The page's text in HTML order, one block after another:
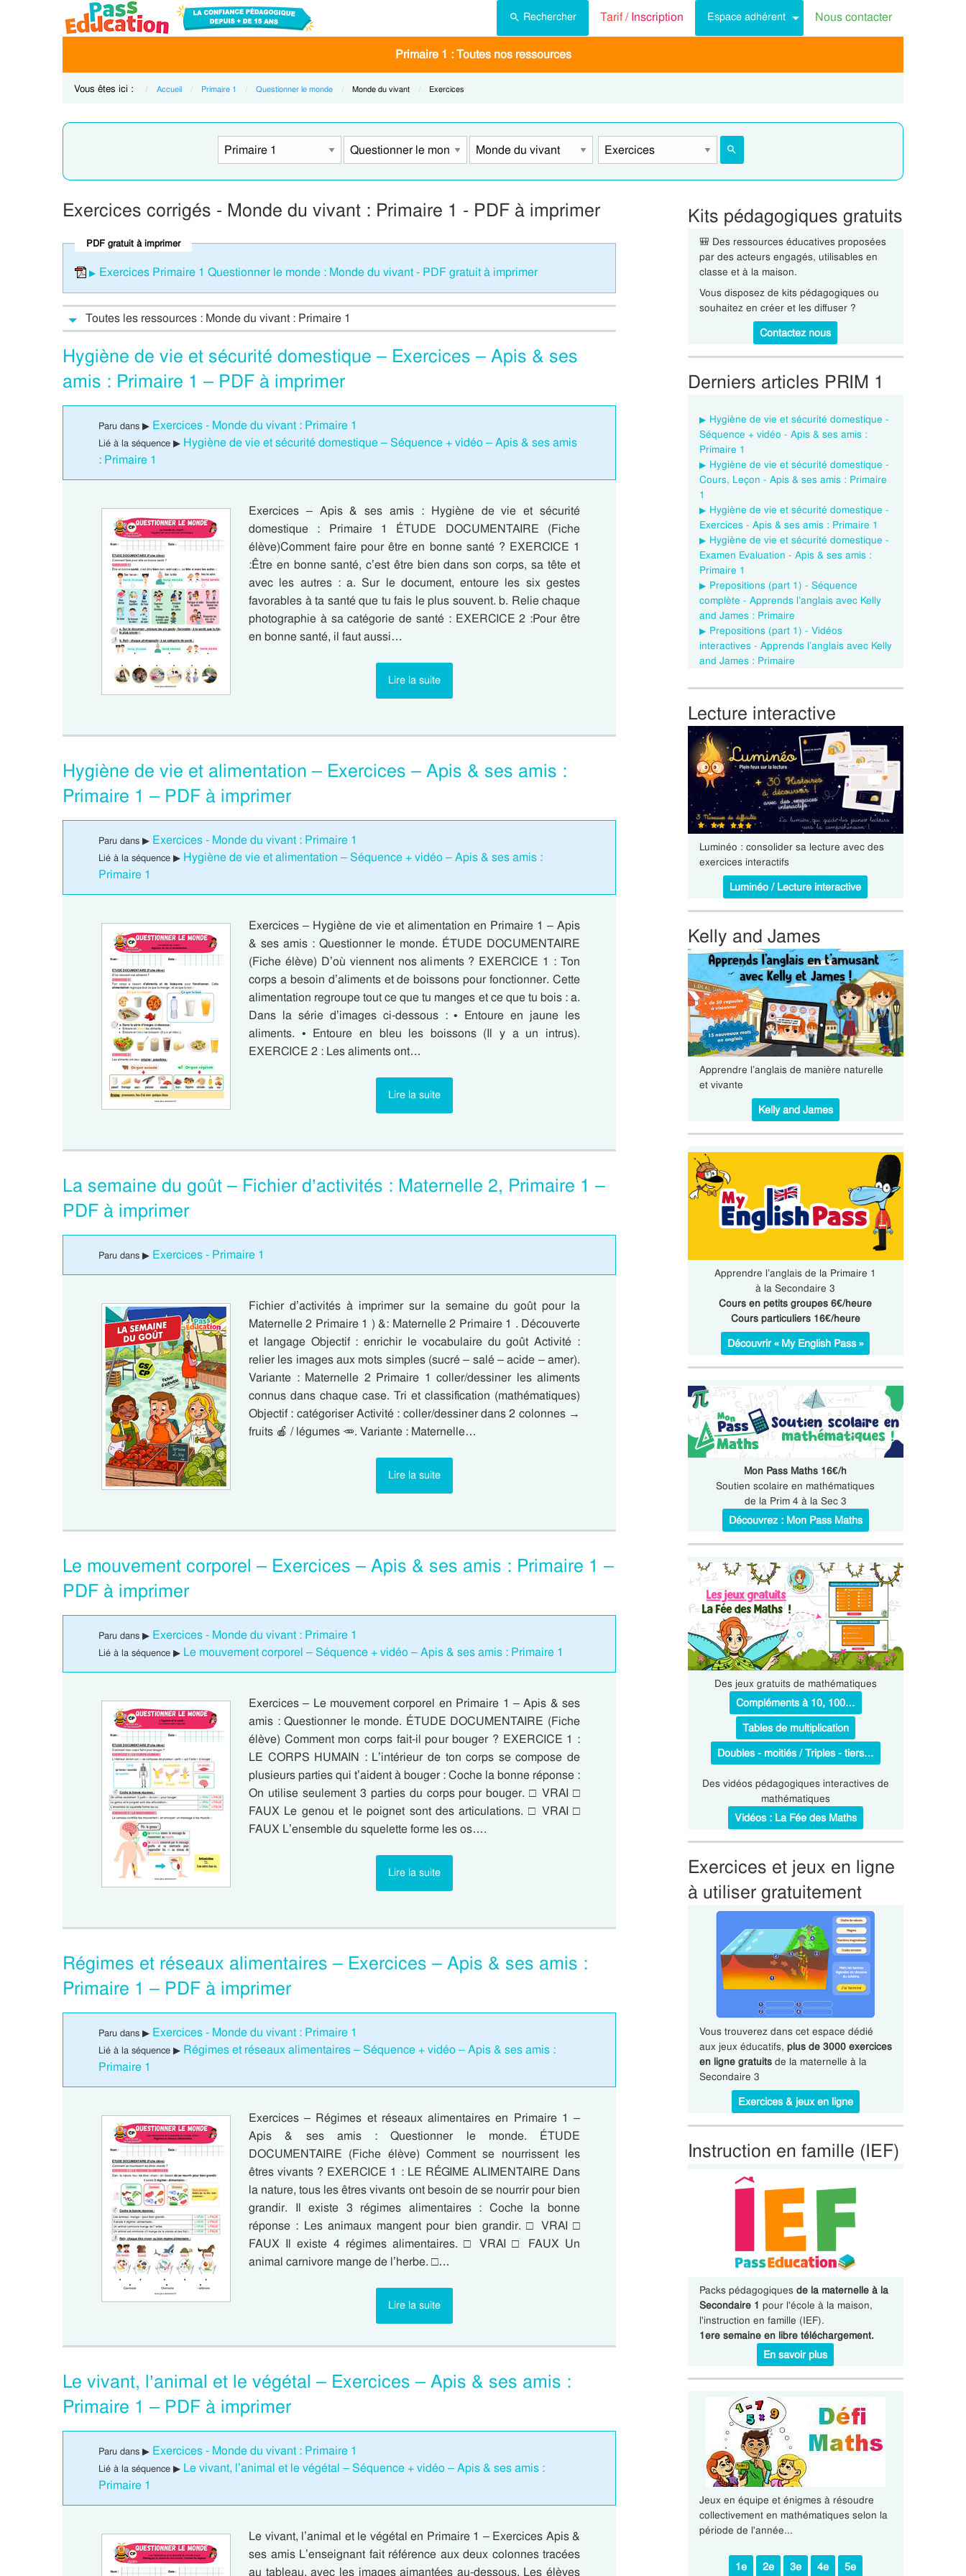
Rechercher Tarif /Inscription Espace adhérent Nous contacter
Primaire 1 : Toutes nos ressources
Vous êtes ici : Accueil Primaire 1 Questionner le monde Current:
Monde du vivant Current:
Exercices
Exercices corrigés - Monde du vivant : Primaire 1 - PDF à imprimer
PDF gratuit à imprimer
Exercices Primaire 1 Questionner le monde : Monde du vivant - PDF gratuit à imprimer
Toutes les ressources : Monde du vivant : Primaire 1
Hygiène de vie et sécurité domestique – Exercices – Apis & ses
amis : Primaire 1 – PDF à imprimer
Paru dans ▶ Exercices - Monde du vivant : Primaire 1
Lié à la séquence ▶ Hygiène de vie et sécurité domestique – Séquence + vidéo – Apis & ses amis
: Primaire 1
Exercices – Apis & ses amis : Hygiène de vie et sécurité
domestique : Primaire 1 ÉTUDE DOCUMENTAIRE (Fiche
élève)Comment faire pour être en bonne santé ? EXERCICE 1
:Être en bonne santé, c’est être bien dans son corps, sa tête et
avec les autres : a. Sur le document, entoure les six gestes
favorables à ta santé que tu fais le plus souvent. b. Relie chaque
photographie à sa catégorie de santé : EXERCICE 2 :Pour être
en bonne santé, il faut aussi…
Lire la suite
Hygiène de vie et alimentation – Exercices – Apis & ses amis :
Primaire 1 – PDF à imprimer
Paru dans ▶ Exercices - Monde du vivant : Primaire 1
Lié à la séquence ▶ Hygiène de vie et alimentation – Séquence + vidéo – Apis & ses amis :
Primaire 1
Exercices – Hygiène de vie et alimentation en Primaire 1 – Apis
& ses amis : Questionner le monde. ÉTUDE DOCUMENTAIRE
(Fiche élève) D’où viennent nos aliments ? EXERCICE 1 : Ton
corps a besoin d’aliments et de boissons pour fonctionner. Cette
alimentation regroupe tout ce que tu manges et ce que tu bois : a.
Dans la série d’images ci-dessous : • Entoure en jaune les
aliments. • Entoure en bleu les boissons (Il y a un intrus).
EXERCICE 2 : Les aliments ont…
Lire la suite
La semaine du goût – Fichier d’activités : Maternelle 2, Primaire 1 –
PDF à imprimer
Paru dans ▶ Exercices - Primaire 1
Fichier d’activités à imprimer sur la semaine du goût pour la
Maternelle 2 Primaire 1 ) &: Maternelle 2 Primaire 1 . Découverte
et langage Objectif : enrichir le vocabulaire du goût Activité :
relier les images aux mots simples (sucré – salé – acide – amer).
Variante : Maternelle 2 Primaire 1 coller/dessiner les aliments
connus dans chaque case. Tri et classification (mathématiques)
Objectif : catégoriser Activité : coller/dessiner dans 2 colonnes →
fruits 🍎 / légumes 🥕. Variante : Maternelle…
Lire la suite
Le mouvement corporel – Exercices – Apis & ses amis : Primaire 1 –
PDF à imprimer
Paru dans ▶ Exercices - Monde du vivant : Primaire 1
Lié à la séquence ▶ Le mouvement corporel – Séquence + vidéo – Apis & ses amis : Primaire 1
Exercices – Le mouvement corporel en Primaire 1 – Apis & ses
amis : Questionner le monde. ÉTUDE DOCUMENTAIRE (Fiche
élève) Comment mon corps fait-il pour bouger ? EXERCICE 1 :
LE CORPS HUMAIN : L’intérieur de ton corps se compose de
plusieurs parties qui t’aident à bouger : Coche la bonne réponse :
On utilise seulement 3 parties du corps pour bouger. □ VRAI □
FAUX Le genou et le poignet sont des articulations. □ VRAI □
FAUX L’ensemble du squelette forme les os….
Lire la suite
Régimes et réseaux alimentaires – Exercices – Apis & ses amis :
Primaire 1 – PDF à imprimer
Paru dans ▶ Exercices - Monde du vivant : Primaire 1
Lié à la séquence ▶ Régimes et réseaux alimentaires – Séquence + vidéo – Apis & ses amis :
Primaire 1
Exercices – Régimes et réseaux alimentaires en Primaire 1 –
Apis & ses amis : Questionner le monde. ÉTUDE
DOCUMENTAIRE (Fiche élève) Comment se nourrissent les
êtres vivants ? EXERCICE 1 : LE RÉGIME ALIMENTAIRE Dans
la nature, tous les êtres vivants ont besoin de se nourrir pour bien
grandir. Il existe 3 régimes alimentaires : Coche la bonne
réponse : Les animaux mangent pour bien grandir. □ VRAI □
FAUX Il existe 4 régimes alimentaires. □ VRAI □ FAUX Un
animal carnivore mange de l’herbe. □…
Lire la suite
Le vivant, l’animal et le végétal – Exercices – Apis & ses amis :
Primaire 1 – PDF à imprimer
Paru dans ▶ Exercices - Monde du vivant : Primaire 1
Lié à la séquence ▶ Le vivant, l’animal et le végétal – Séquence + vidéo – Apis & ses amis :
Primaire 1
Le vivant, l’animal et le végétal en Primaire 1 – Exercices Apis &
ses amis L’enseignant fait référence aux deux colonnes tracées
au tableau, avec les images aimantées au-dessous. Les élèves
Kits pédagogiques gratuits
🎒 Des ressources éducatives proposées
par des acteurs engagés, utilisables en
classe et à la maison.
Vous disposez de kits pédagogiques ou
souhaitez en créer et les diffuser ?
Contactez nous
Derniers articles PRIM 1
Hygiène de vie et sécurité domestique -
Séquence + vidéo - Apis & ses amis :
Primaire 1
Hygiène de vie et sécurité domestique -
Cours, Leçon - Apis & ses amis : Primaire
1
Hygiène de vie et sécurité domestique -
Exercices - Apis & ses amis : Primaire 1
Hygiène de vie et sécurité domestique -
Examen Evaluation - Apis & ses amis :
Primaire 1
Prepositions (part 1) - Séquence
complète - Apprends l’anglais avec Kelly
and James : Primaire
Prepositions (part 1) - Vidéos
interactives - Apprends l’anglais avec Kelly
and James : Primaire
Lecture interactive
Luminéo : consolider sa lecture avec des
exercices interactifs
Luminéo / Lecture interactive
Kelly and James
Apprendre l’anglais de manière naturelle
et vivante
Kelly and James
Apprendre l’anglais de la Primaire 1
à la Secondaire 3
Cours en petits groupes 6€/heure
Cours particuliers 16€/heure
Découvrir « My English Pass »
Mon Pass Maths 16€/h
Soutien scolaire en mathématiques
de la Prim 4 à la Sec 3
Découvrez : Mon Pass Maths
Des jeux gratuits de mathématiques
Compléments à 10, 100…
Tables de multiplication
Doubles - moitiés / Triples - tiers…
Des vidéos pédagogiques interactives de
mathématiques
Vidéos : La Fée des Maths
Exercices et jeux en ligne
à utiliser gratuitement
Vous trouverez dans cet espace dédié
aux jeux éducatifs, plus de 3000 exercices
en ligne gratuitsde la maternelle à la
Secondaire 3
Exercices & jeux en ligne
Instruction en famille (IEF)
Packs pédagogiques de la maternelle à la
Secondaire 1 pour l'école à la maison,
l'instruction en famille (IEF).
1ere semaine en libre téléchargement.
En savoir plus
Jeux en équipe et énigmes à résoudre
collectivement en mathématiques selon la
période de l'année...
1e 2e 3e 4e 5e